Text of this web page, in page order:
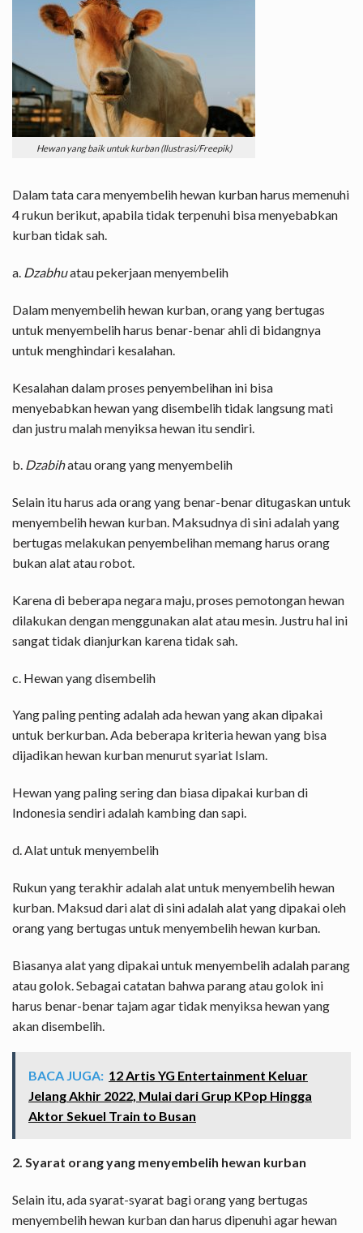
Hewan yang baik untuk kurban (Ilustrasi/Freepik)
Dalam tata cara menyembelih hewan kurban harus memenuhi
4 rukun berikut, apabila tidak terpenuhi bisa menyebabkan
kurban tidak sah.
a. Dzabhuatau pekerjaan menyembelih
Dalam menyembelih hewan kurban, orang yang bertugas
untuk menyembelih harus benar-benar ahli di bidangnya
untuk menghindari kesalahan.
Kesalahan dalam proses penyembelihan ini bisa
menyebabkan hewan yang disembelih tidak langsung mati
dan justru malah menyiksa hewan itu sendiri.
b. Dzabihatau orang yang menyembelih
Selain itu harus ada orang yang benar-benar ditugaskan untuk
menyembelih hewan kurban. Maksudnya di sini adalah yang
bertugas melakukan penyembelihan memang harus orang
bukan alat atau robot.
Karena di beberapa negara maju, proses pemotongan hewan
dilakukan dengan menggunakan alat atau mesin. Justru hal ini
sangat tidak dianjurkan karena tidak sah.
c. Hewan yang disembelih
Yang paling penting adalah ada hewan yang akan dipakai
untuk berkurban. Ada beberapa kriteria hewan yang bisa
dijadikan hewan kurban menurut syariat Islam.
Hewan yang paling sering dan biasa dipakai kurban di
Indonesia sendiri adalah kambing dan sapi.
d. Alat untuk menyembelih
Rukun yang terakhir adalah alat untuk menyembelih hewan
kurban. Maksud dari alat di sini adalah alat yang dipakai oleh
orang yang bertugas untuk menyembelih hewan kurban.
Biasanya alat yang dipakai untuk menyembelih adalah parang
atau golok. Sebagai catatan bahwa parang atau golok ini
harus benar-benar tajam agar tidak menyiksa hewan yang
akan disembelih.
BACA JUGA: 12 Artis YG Entertainment Keluar
Jelang Akhir 2022, Mulai dari Grup KPop Hingga
Aktor Sekuel Train to Busan
2. Syarat orang yang menyembelih hewan kurban
Selain itu, ada syarat-syarat bagi orang yang bertugas
menyembelih hewan kurban dan harus dipenuhi agar hewan